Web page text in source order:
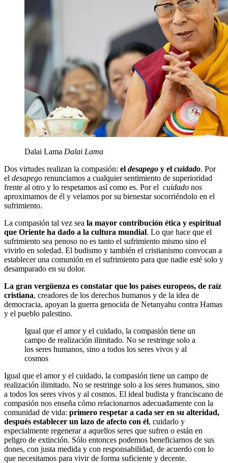
Dalai Lama Dalai Lama
Dos virtudes realizan la compasión: el desapego y el cuidado. Por
el desapego renunciamos a cualquier sentimiento de superioridad
frente al otro y lo respetamos así como es. Por el cuidado nos
aproximamos de él y velamos por su bienestar socorriéndolo en el
sufrimiento.
La compasión tal vez sea la mayor contribución ética y espiritual
que Oriente ha dado a la cultura mundial. Lo que hace que el
sufrimiento sea penoso no es tanto el sufrimiento mismo sino el
vivirlo en soledad. El budismo y también el cristianismo convocan a
establecer una comunión en el sufrimiento para que nadie esté solo y
desamparado en su dolor.
La gran vergüenza es constatar que los países europeos, de raíz
cristiana, creadores de los derechos humanos y de la idea de
democracia, apoyan la guerra genocida de Netanyahu contra Hamas
y el pueblo palestino.
Igual que el amor y el cuidado, la compasión tiene un
campo de realización ilimitado. No se restringe solo a
los seres humanos, sino a todos los seres vivos y al
cosmos
Igual que el amor y el cuidado, la compasión tiene un campo de
realización ilimitado. No se restringe solo a los seres humanos, sino
a todos los seres vivos y al cosmos. El ideal budista y franciscano de
compasión nos enseña cómo relacionarnos adecuadamente con la
comunidad de vida: primero respetar a cada ser en su alteridad,
después establecer un lazo de afecto con él, cuidarlo y
especialmente regenerar a aquellos seres que sufren o están en
peligro de extinción. Sólo entonces podemos beneficiarnos de sus
dones, con justa medida y con responsabilidad, de acuerdo con lo
que necesitamos para vivir de forma suficiente y decente.